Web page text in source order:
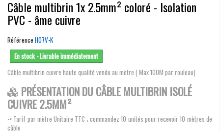
Câble multibrin 1x 2.5mm² coloré - Isolation
PVC - âme cuivre
Référence H07V-K
En stock - Livrable immédiatement
Câble multibrin cuivre haute qualité vendu au mètre ( Max 100M par rouleau)
PRÉSENTATION DU CÂBLE MULTIBRIN ISOLÉ
CUIVRE 2.5MM²
-> Tarif par mètre Unitaire TTC ; commandez 10 unités pour recevoir 10 mètres de
câble